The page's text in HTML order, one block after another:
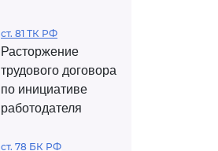
ст. 81 ТК РФ
Расторжение
трудового договора
по инициативе
работодателя
ст. 78 БК РФ